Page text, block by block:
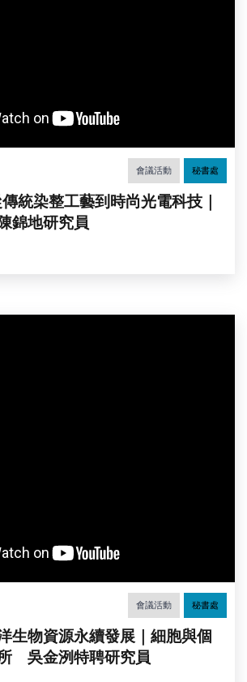
會議活動 秘書處
統染整工藝到時尚光電科技｜
錦地研究員
會議活動 秘書處
生物資源永續發展｜細胞與個
吳金洌特聘研究員